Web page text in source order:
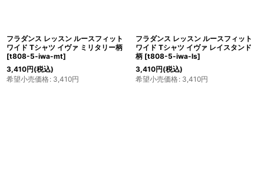
フラダンス レッスン ルースフィット
ワイド Tシャツ イヴァ ミリタリー柄
[t808-5-iwa-mt]
3,410円(税込)
希望小売価格: 3,410円
フラダンス レッスン ルースフィット
ワイド Tシャツ イヴァ レイスタンド
柄 [t808-5-iwa-ls]
3,410円(税込)
希望小売価格: 3,410円